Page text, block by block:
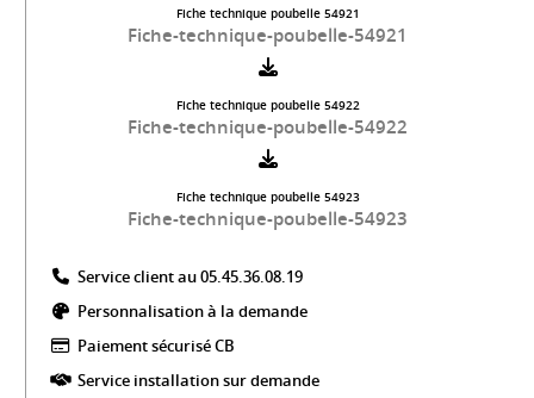
Fiche technique poubelle 54921
Fiche-technique-poubelle-54921
Fiche technique poubelle 54922
Fiche-technique-poubelle-54922
Fiche technique poubelle 54923
Fiche-technique-poubelle-54923
Service client au 05.45.36.08.19​
Personnalisation à la demande
Paiement sécurisé CB​
Service installation sur demande